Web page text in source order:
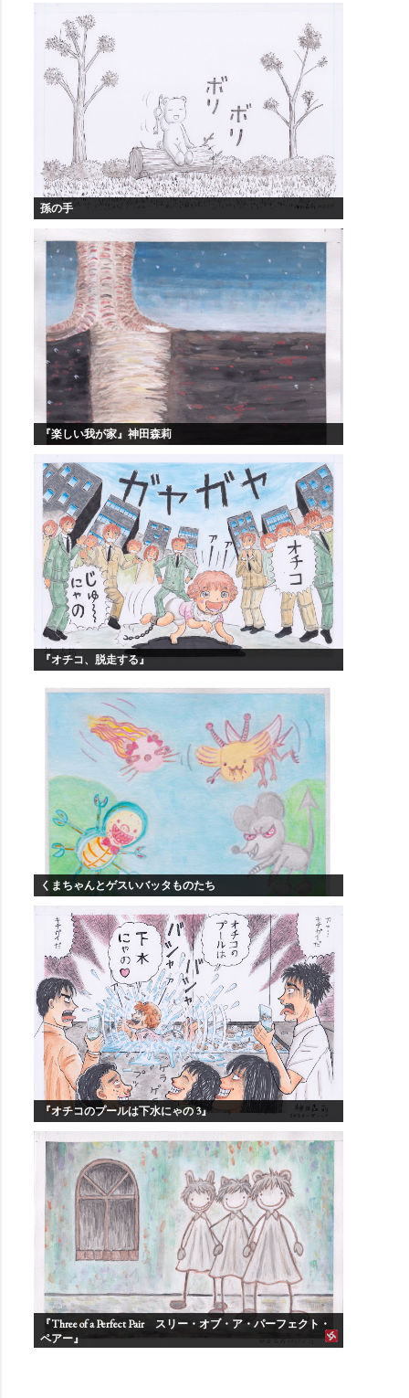
孫の手
『楽しい我が家』神田森莉
『オチコ、脱走する』
くまちゃんとゲスいバッタものたち
『オチコのプールは下水にゃの 3』
『Three of a Perfect Pair スリー・オブ・ア・パーフェクト・
ペアー』